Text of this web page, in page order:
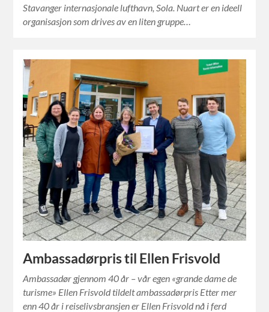
Stavanger internasjonale lufthavn, Sola. Nuart er en ideell
organisasjon som drives av en liten gruppe…
Ambassadørpris til Ellen Frisvold
Ambassadør gjennom 40 år – vår egen «grande dame de
turisme» Ellen Frisvold tildelt ambassadørpris Etter mer
enn 40 år i reiselivsbransjen er Ellen Frisvold nå i ferd